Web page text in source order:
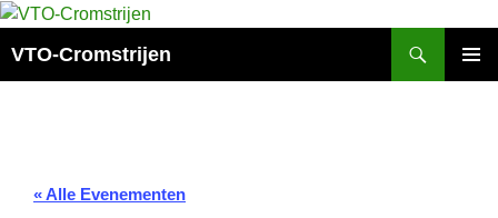
Ga
deVTO-Cromstrijen
« Alle Evenementen